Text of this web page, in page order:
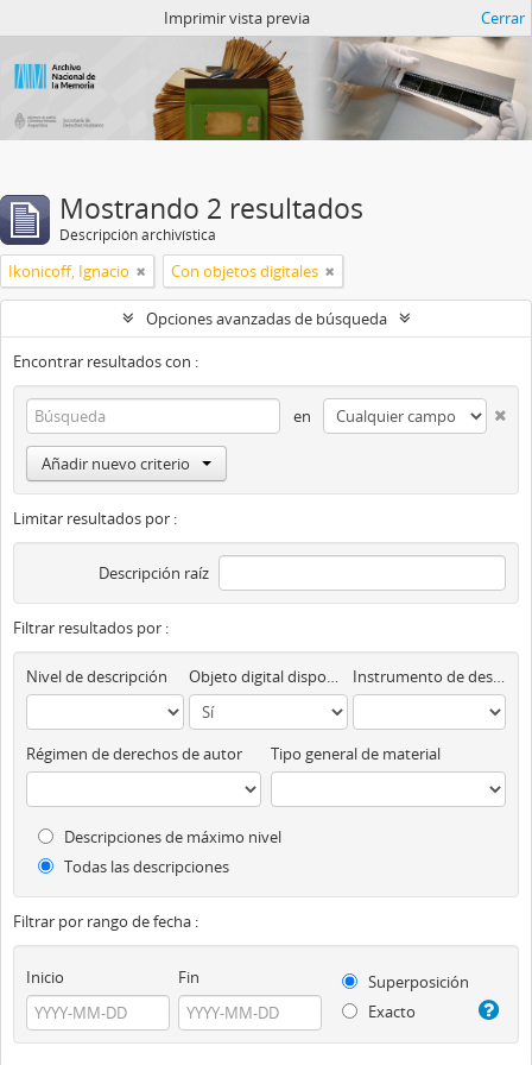
Imprimir vista previa Cerrar
Mostrando 2 resultados
Descripción archivística
Ikonicoff, Ignacio Con objetos digitales
Opciones avanzadas de búsqueda
Encontrar resultados con :
en
Añadir nuevo criterio
Limitar resultados por :
Descripción raíz
Filtrar resultados por :
Nivel de descripción Objeto digital disponibles Instrumento de descripción
Régimen de derechos de autor Tipo general de material
Descripciones de máximo nivel
Todas las descripciones
Filtrar por rango de fecha :
Inicio Fin
Superposición
Exacto